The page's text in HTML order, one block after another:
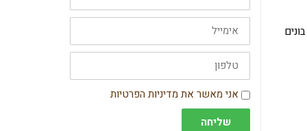
אימייל
טלפון
הסכמה
אני מאשר את מדיניות הפרטיות
שליחה